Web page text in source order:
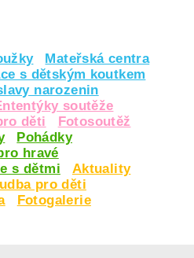
Mateřská centra
s dětským koutkem
narozenin
soutěže
děti
Fotosoutěž
Pohádky
hravé
s dětmi
Aktuality
pro děti
Fotogalerie